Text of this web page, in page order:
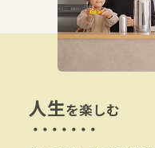
人生を楽しむ